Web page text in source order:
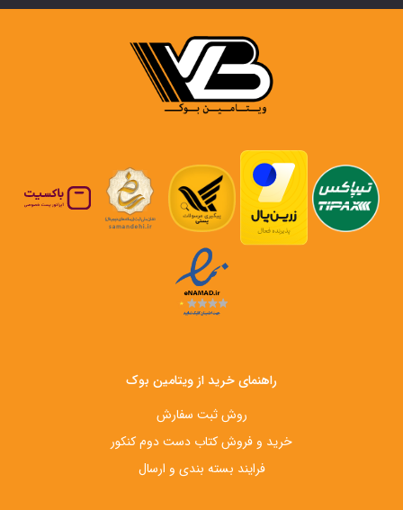
راهنمای خرید از ویتامین بوک
روش ثبت سفارش
خرید و فروش کتاب دست‌ دوم کنکور
فرایند بسته بندی و ارسال